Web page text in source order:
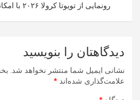
رونمایی از تویوتا کرولا ۲۰۲۶ با امکانات لاکچری + عکس
دیدگاهتان را بنویسید
نشانی ایمیل شما منتشر نخواهد شد.
علامت‌گذاری شده‌اند *